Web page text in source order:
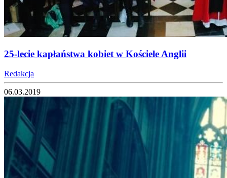
25-lecie kapłaństwa kobiet w Kościele Anglii
Redakcja
06.03.2019